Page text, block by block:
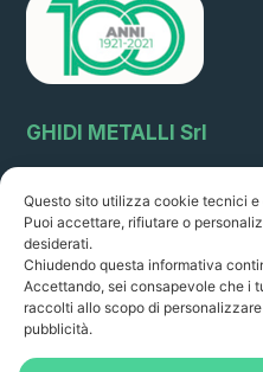
GHIDI METALLI Srl
51011 Borgo a Buggiano (Pistoia)
Tel . 0572 32216 - Fax 0572 30887
P.Iva: 01351060478
R.I. PT 22261 R.E.A 14249
Orario di apertura:
8.00-12.30/ 14.00 - 18.00
da lunedì a venerdì
Questo sito utilizza cookie tecnici
Puoi accettare, rifiutare o
desiderati.
Chiudendo questa informativa
Accettando, sei consapevole che i
raccolti allo scopo di
pubblicità.